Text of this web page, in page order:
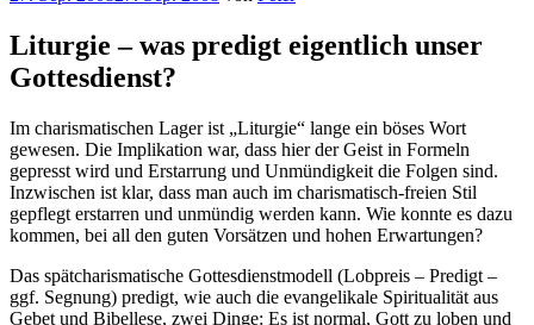
Liturgie – was predigt eigentlich unser
Gottesdienst?
Im charismatischen Lager ist „Liturgie“ lange ein böses Wort
gewesen. Die Implikation war, dass hier der Geist in Formeln
gepresst wird und Erstarrung und Unmündigkeit die Folgen sind.
Inzwischen ist klar, dass man auch im charismatisch-freien Stil
gepflegt erstarren und unmündig werden kann. Wie konnte es dazu
kommen, bei all den guten Vorsätzen und hohen Erwartungen?
Das spätcharismatische Gottesdienstmodell (Lobpreis – Predigt –
ggf. Segnung) predigt, wie auch die evangelikale Spiritualität aus
Gebet und Bibellese, zwei Dinge: Es ist normal, Gott zu loben und